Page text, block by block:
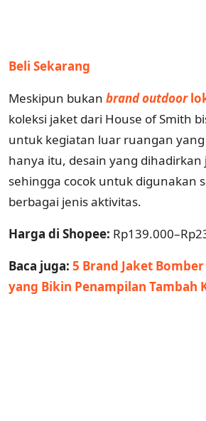
Beli Sekarang
Meskipun bukan brand outdoor
koleksi jaket dari House of Smith
untuk kegiatan luar ruangan
hanya itu, desain yang dihadirkan
sehingga cocok untuk digunakan
berbagai jenis aktivitas.
Harga di Shopee:
Baca juga: 5 Brand Jaket Bomber
yang Bikin Penampilan Tambah